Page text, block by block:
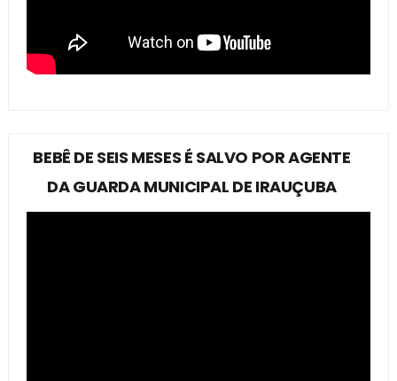
BEBÊ DE SEIS MESES É SALVO POR AGENTE
DA GUARDA MUNICIPAL DE IRAUÇUBA